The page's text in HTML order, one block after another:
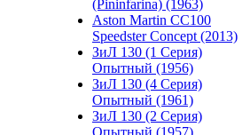
(Pininfarina) (1963)
Aston Martin CC100
Speedster Concept (2013)
ЗиЛ 130 (1 Серия)
Опытный (1956)
ЗиЛ 130 (4 Серия)
Опытный (1961)
ЗиЛ 130 (2 Серия)